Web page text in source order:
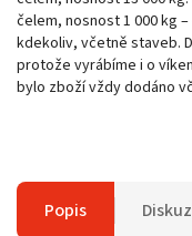
čelem, nosnost 1 000 kg
kdekoliv, včetně staveb.
protože vyrábíme i o
bylo zboží vždy dodáno
Popis